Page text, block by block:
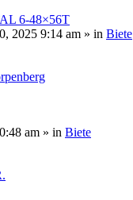
6-48×56T
2025 9:14 am » in Biete
am » in Biete